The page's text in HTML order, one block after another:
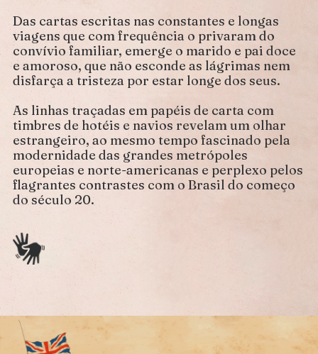
Das cartas escritas nas constantes e longas
viagens que com frequência o privaram do
convívio familiar, emerge o marido e pai doce
e amoroso, que não esconde as lágrimas nem
disfarça a tristeza por estar longe dos seus.
As linhas traçadas em papéis de carta com
timbres de hotéis e navios revelam um olhar
estrangeiro, ao mesmo tempo fascinado pela
modernidade das grandes metrópoles
europeias e norte-americanas e perplexo pelos
flagrantes contrastes com o Brasil do começo
do século 20.